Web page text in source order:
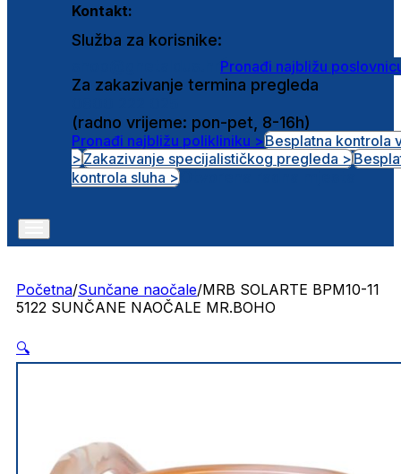
Kontakt:
Služba za korisnike:
Pronađi najbližu
Za zakazivanje termina pregleda
(radno vrijeme: pon-pet, 8-16h)
Pronađi najbližu polikliniku >Besplatna kontrola
>Zakazivanje specijalističkog pregleda >
kontrola sluha >
Početna/Sunčane naočale/MRB SOLARTE BPM10-11
5122 SUNČANE NAOČALE MR.BOHO
🔍